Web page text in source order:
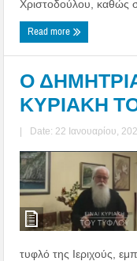
Χριστοδούλου, καθώς
Read more
Ο
ΚΥΡΙΑΚΗ
| Date: 22 Ιανουαρίου,
τυφλό της Ιεριχούς,